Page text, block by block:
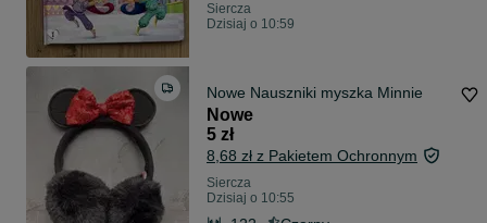
Siercza
Dzisiaj o 10:59
Nowe Nauszniki myszka Minnie
Nowe
5 zł
8,68 zł z Pakietem Ochronnym
Siercza
Dzisiaj o 10:55